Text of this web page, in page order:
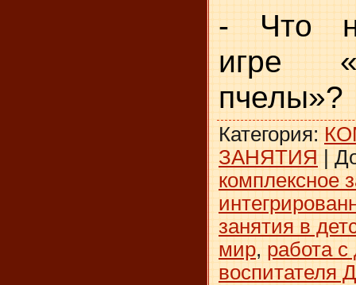
- Что
игре
пчелы»?
Категория:
ЗАНЯТИЯ |
комплексное
занятия в
мир, работа
воспитателя